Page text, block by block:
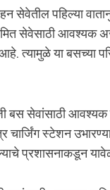
सेवेतील पहिल्या
सेवेसाठी
त्यामुळे या बसच्या
सेवांसाठी आवश्यक
स्टेशन
प्रशासनाकडून